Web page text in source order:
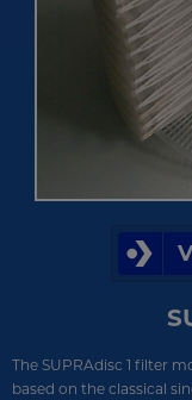
The SUPRAdisc 1 filter
based on the classical